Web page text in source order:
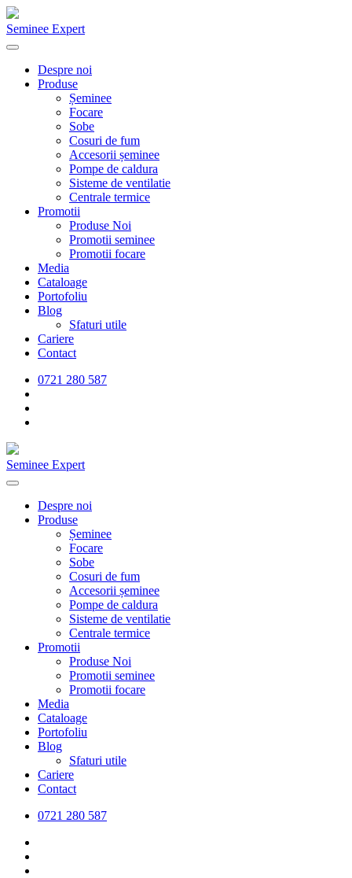
Seminee Expert
Despre noi
Produse
Șeminee
Focare
Sobe
Cosuri de fum
Accesorii șeminee
Pompe de caldura
Sisteme de ventilatie
Centrale termice
Promotii
Produse Noi
Promotii seminee
Promotii focare
Media
Cataloage
Portofoliu
Blog
Sfaturi utile
Cariere
Contact
0721 280 587
Seminee Expert
Despre noi
Produse
Șeminee
Focare
Sobe
Cosuri de fum
Accesorii șeminee
Pompe de caldura
Sisteme de ventilatie
Centrale termice
Promotii
Produse Noi
Promotii seminee
Promotii focare
Media
Cataloage
Portofoliu
Blog
Sfaturi utile
Cariere
Contact
0721 280 587